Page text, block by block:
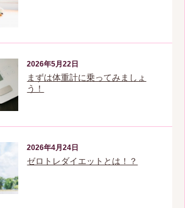
2026年5月22日
まずは体重計に乗ってみましょ
う！
2026年4月24日
ゼロトレダイエットとは！？